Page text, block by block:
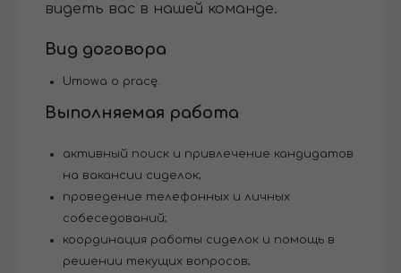
видеть вас в нашей команде.
Вид договора
Umowa o pracę.
Выполняемая работа
активный поиск и привлечение кандидатов
на вакансии сиделок;
проведение телефонных и личных
собеседований;
координация работы сиделок и помощь в
решении текущих вопросов;